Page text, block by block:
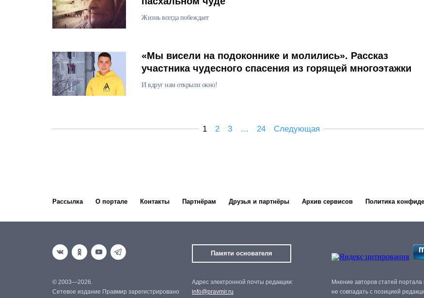
Жизнь всегда побеждает
«Мы висели на подоконнике и молились». Рассказ
участника чудесного спасения из горящей многоэтажки
И вдруг нам открыли окно!
1 2 3 … 24 Следующая
Рассылка О портале Контакты Партнёрам Друзья и партнёры Архив сервисов Политика
Памяти основателя
© 2003—2026.
Сетевое издание Правмир зарегистрировано
Адрес электронной почты редакции:
info@pravmir.ru
Мнение авторов статей
не совпадать с позицией